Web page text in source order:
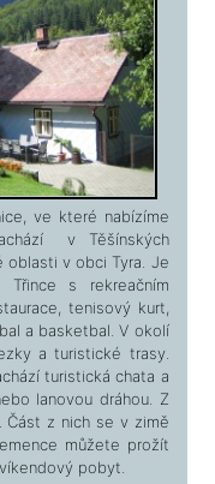
ve které nabízíme
v Těšínských
oblasti v obci Tyra. Je
s rekreačním
tenisový kurt,
a basketbal. V okolí
a turistické trasy.
turistická chata a
lanovou dráhou. Z
Část z nich se v zimě
můžete prožít
pobyt.